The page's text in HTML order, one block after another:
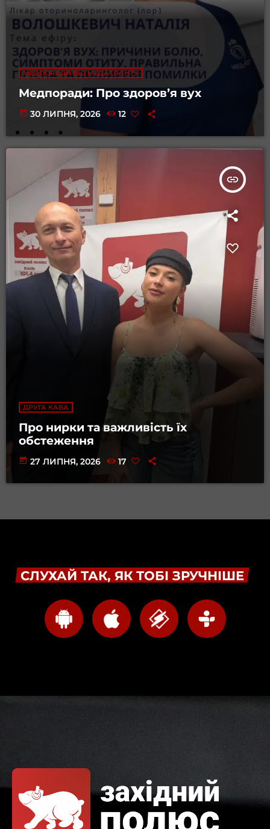
МЕДПОРАДИ ВІД МЕДАТЛАНТУ
Медпоради: Про здоровʼя вух
today 30 ЛИПНЯ, 2026 12
insert_link
ДРУГА КАВА
Про нирки та важливість їх
обстеження
today 27 ЛИПНЯ, 2026 17
СЛУХАЙ ТАК, ЯК ТОБІ ЗРУЧНІШЕ